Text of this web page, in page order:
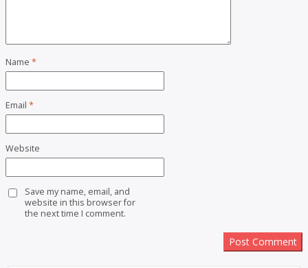
Name *
Email *
Website
Save my name, email, and
website in this browser for
the next time I comment.